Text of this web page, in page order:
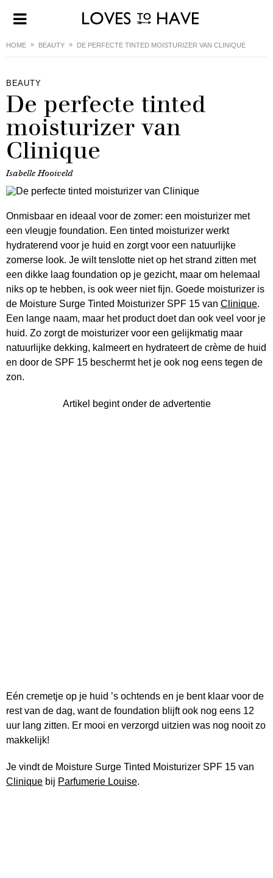
HOME BEAUTY DE PERFECTE TINTED MOISTURIZER VAN CLINIQUE
BEAUTY
De perfecte tinted
moisturizer van
Clinique
Isabelle Hooiveld
Onmisbaar en ideaal voor de zomer: een moisturizer met
een vleugje foundation. Een tinted moisturizer werkt
hydraterend voor je huid en zorgt voor een natuurlijke
zomerse look. Je wilt tenslotte niet op het strand zitten met
een dikke laag foundation op je gezicht, maar om helemaal
niks op te hebben, is ook weer niet fijn. Goede moisturizer is
de Moisture Surge Tinted Moisturizer SPF 15 van Clinique.
Een lange naam, maar het product doet dan ook veel voor je
huid. Zo zorgt de moisturizer voor een gelijkmatig maar
natuurlijke dekking, kalmeert en hydrateert de crème de huid
en door de SPF 15 beschermt het je ook nog eens tegen de
zon.
Artikel begint onder de advertentie
Eén cremetje op je huid ’s ochtends en je bent klaar voor de
rest van de dag, want de foundation blijft ook nog eens 12
uur lang zitten. Er mooi en verzorgd uitzien was nog nooit zo
makkelijk!
Je vindt de Moisture Surge Tinted Moisturizer SPF 15 van
Clinique bij Parfumerie Louise.